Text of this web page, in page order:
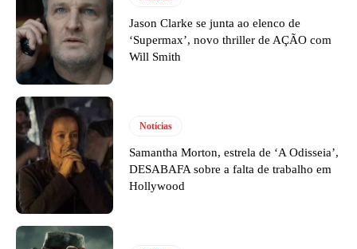
Jason Clarke se junta ao elenco de
‘Supermax’, novo thriller de AÇÃO com
Will Smith
Notícias
Samantha Morton, estrela de ‘A Odisseia’,
DESABAFA sobre a falta de trabalho em
Hollywood